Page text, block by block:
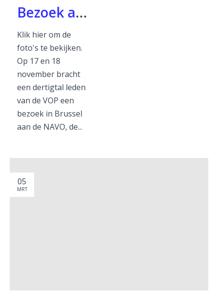
Bezoek aan Brussel op 17 en 18 november 2025
Klik hier om de
foto's te bekijken.
Op 17 en 18
november bracht
een dertigtal leden
van de VOP een
bezoek in Brussel
aan de NAVO, de...
05
MRT